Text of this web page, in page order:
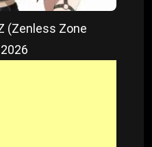
(Zenless Zone